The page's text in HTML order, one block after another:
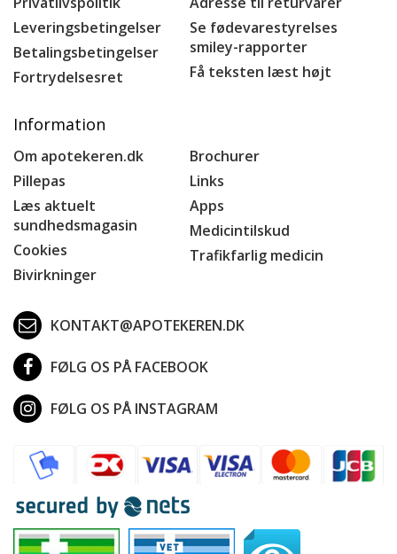
Leveringsbetingelser
Betalingsbetingelser
Fortrydelsesret
Se fødevarestyrelses
smiley-rapporter
Få teksten læst højt
Information
Om apotekeren.dk
Pillepas
Læs aktuelt
sundhedsmagasin
Cookies
Bivirkninger
Brochurer
Links
Apps
Medicintilskud
Trafikfarlig medicin
KONTAKT@APOTEKEREN.DK
FØLG OS PÅ FACEBOOK
FØLG OS PÅ INSTAGRAM